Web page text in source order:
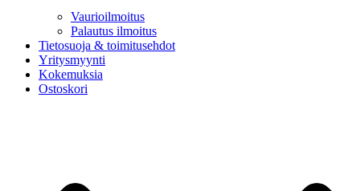
Vaurioilmoitus
Palautus ilmoitus
Tietosuoja & toimitusehdot
Yritysmyynti
Kokemuksia
Ostoskori